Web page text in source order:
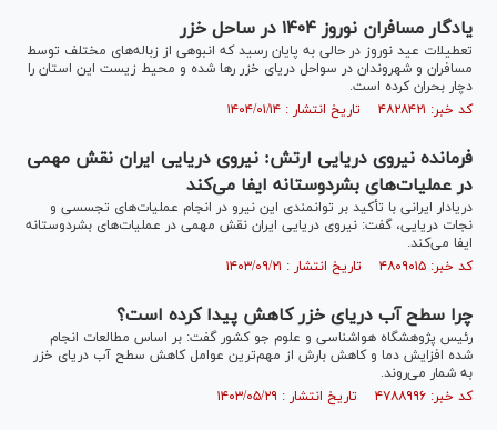
یادگار مسافران نوروز ۱۴۰۴ در ساحل خزر
تعطیلات عید نوروز در حالی به پایان رسید که انبوهی از زباله‌های مختلف توسط
مسافران و شهروندان در سواحل دریای خزر رها شده و محیط زیست این استان را
دچار بحران کرده است.
کد خبر: ۴۸۲۸۴۲۱ تاریخ انتشار : ۱۴۰۴/۰۱/۱۴
فرمانده نیروی دریایی ارتش: نیروی دریایی ایران نقش مهمی
در عملیات‌های بشردوستانه ایفا می‌کند
دریادار ایرانی با تأکید بر توانمندی این نیرو در انجام عملیات‌های تجسسی و
نجات دریایی، گفت: نیروی دریایی ایران نقش مهمی در عملیات‌های بشردوستانه
ایفا می‌کند.
کد خبر: ۴۸۰۹۰۱۵ تاریخ انتشار : ۱۴۰۳/۰۹/۲۱
چرا سطح آب دریای خزر کاهش پیدا کرده است؟
رئیس پژوهشگاه هواشناسی و علوم جو کشور گفت: بر اساس مطالعات انجام
شده افزایش دما و کاهش بارش از مهم‌ترین عوامل کاهش سطح آب دریای خزر
به شمار می‌روند.
کد خبر: ۴۷۸۸۹۹۶ تاریخ انتشار : ۱۴۰۳/۰۵/۲۹